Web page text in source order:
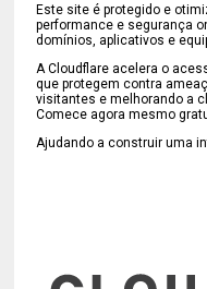
Este site é protegido e
performance e segurança
domínios, aplicativos e
A Cloudflare acelera o
que protegem contra
visitantes e melhorando a
Comece agora mesmo
Ajudando a construir uma